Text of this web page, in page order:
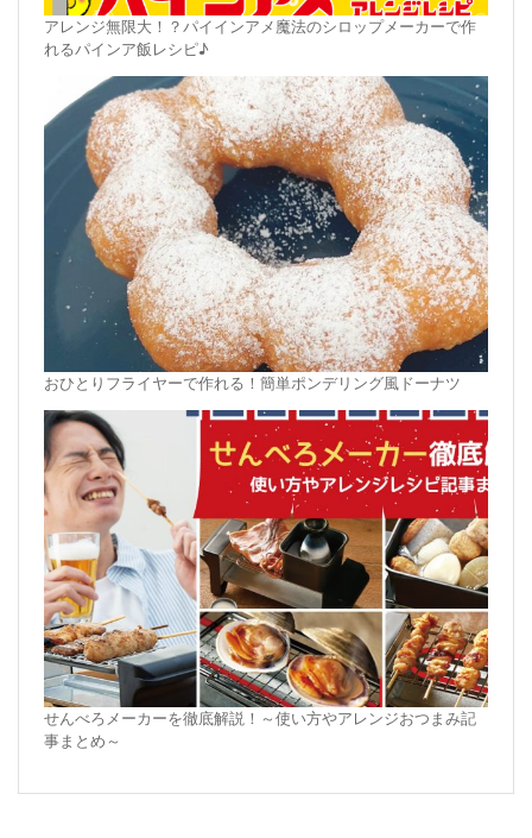
アレンジ無限大！？パイインアメ魔法のシロップメーカーで作
れるパインア飯レシピ♪
おひとりフライヤーで作れる！簡単ポンデリング風ドーナツ
せんべろメーカーを徹底解説！～使い方やアレンジおつまみ記
事まとめ～